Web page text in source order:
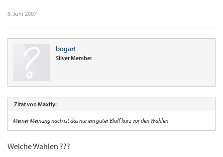
6. Juni 2007
bogart
Silver Member
Zitat von Maxfly:
Meiner Meinung nach ist das nur ein guter Bluff kurz vor den Wahlen
Welche Wahlen ???